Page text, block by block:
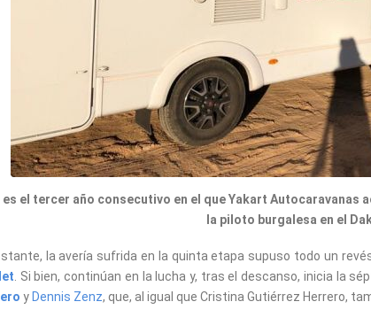
es el tercer año consecutivo en el que Yakart Autocaravanas
la piloto burgalesa en el
la avería sufrida en la quinta etapa supuso todo un
. Si bien, continúan en la lucha y, tras el descanso, inicia la
y Dennis Zenz, que, al igual que Cristina Gutiérrez Herrero,